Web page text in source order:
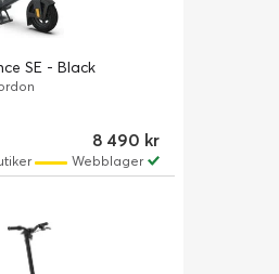
SE - Black
8 490 kr
Webblager